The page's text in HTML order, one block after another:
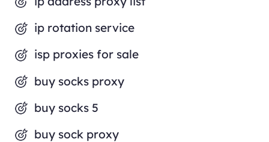
ip rotation service
isp proxies for sale
buy socks proxy
buy socks 5
buy sock proxy